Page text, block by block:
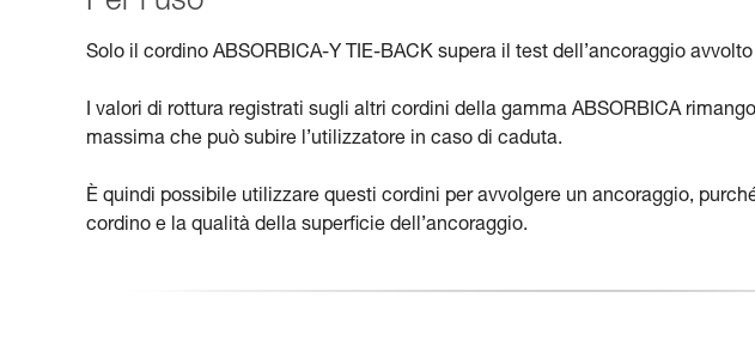
Solo il cordino ABSORBICA-Y TIE-BACK supera il test dell’ancoraggio
I valori di rottura registrati sugli altri cordini della gamma ABSORBICA
massima che può subire l’utilizzatore in caso di caduta.
È quindi possibile utilizzare questi cordini per avvolgere un ancoraggio,
cordino e la qualità della superficie dell’ancoraggio.